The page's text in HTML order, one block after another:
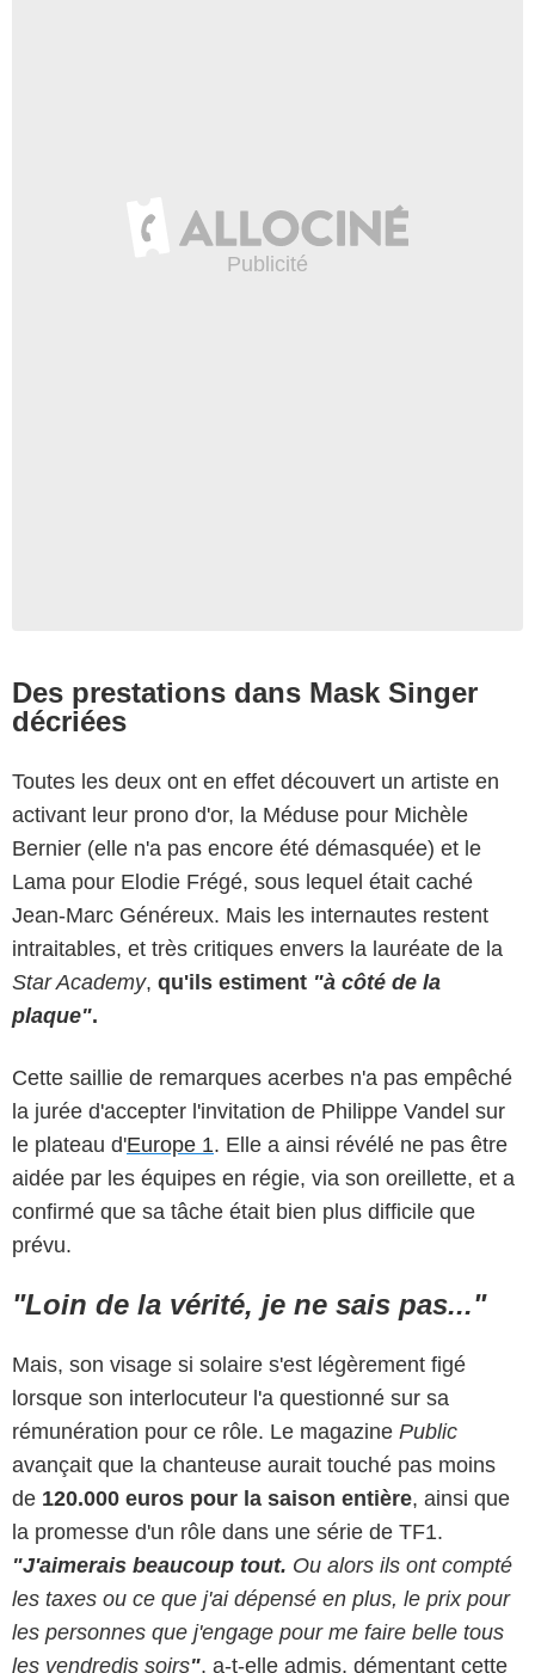
Des prestations dans Mask Singer
décriées
Toutes les deux ont en effet découvert un artiste en
activant leur prono d'or, la Méduse pour Michèle
Bernier (elle n'a pas encore été démasquée) et le
Lama pour Elodie Frégé, sous lequel était caché
Jean-Marc Généreux. Mais les internautes restent
intraitables, et très critiques envers la lauréate de la
Star Academy, qu'ils estiment "à côté de la
plaque".
Cette saillie de remarques acerbes n'a pas empêché
la jurée d'accepter l'invitation de Philippe Vandel sur
le plateau d'Europe 1. Elle a ainsi révélé ne pas être
aidée par les équipes en régie, via son oreillette, et a
confirmé que sa tâche était bien plus difficile que
prévu.
"Loin de la vérité, je ne sais pas..."
Mais, son visage si solaire s'est légèrement figé
lorsque son interlocuteur l'a questionné sur sa
rémunération pour ce rôle. Le magazine Public
avançait que la chanteuse aurait touché pas moins
de 120.000 euros pour la saison entière, ainsi que
la promesse d'un rôle dans une série de TF1.
"J'aimerais beaucoup tout. Ou alors ils ont compté
les taxes ou ce que j'ai dépensé en plus, le prix pour
les personnes que j'engage pour me faire belle tous
les vendredis soirs", a-t-elle admis, démentant cette